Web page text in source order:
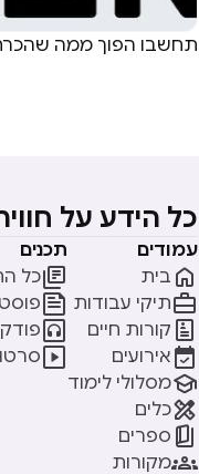
תחשבו הפוך ממה
כל הידע על
עמודים
בית 
תיקי עבודות
קורות חיים 
אירועים 
מסלולי לימוד
כלים
ספרים 
מקורות
תכנים
כל


